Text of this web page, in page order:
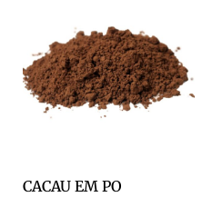
CACAU EM PO